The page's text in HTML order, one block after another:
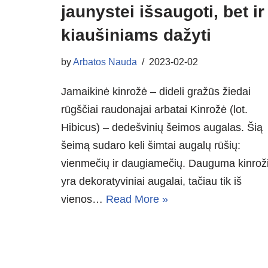
jaunystei išsaugoti, bet ir
kiaušiniams dažyti
byArbatos Nauda 2023-02-02
Jamaikinė kinrožė – dideli gražūs žiedai
rūgščiai raudonajai arbatai Kinrožė (lot.
Hibicus) – dedešvinių šeimos augalas. Šią
šeimą sudaro keli šimtai augalų rūšių:
vienmečių ir daugiamečių. Dauguma
yra dekoratyviniai augalai, tačiau tik iš
vienos… Read More »